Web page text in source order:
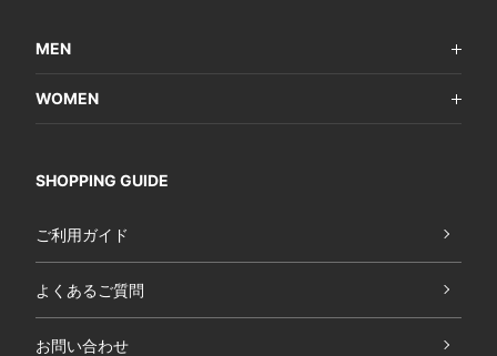
MEN
WOMEN
SHOPPING GUIDE
ご利用ガイド
よくあるご質問
お問い合わせ